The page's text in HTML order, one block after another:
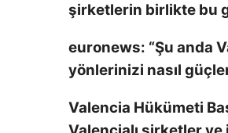
şirketlerin birlikte bu
euronews: “Şu anda
yönlerinizi nasıl
Valencia Hükümeti